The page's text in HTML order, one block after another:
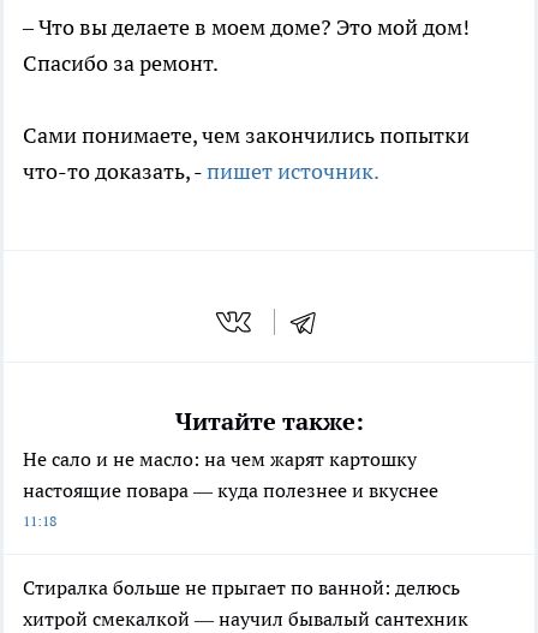
– Что вы делаете в моем доме? Это мой дом!
Спасибо за ремонт.
Сами понимаете, чем закончились попытки
что-то доказать, -пишет источник.
Читайте также:
Не сало и не масло: на чем жарят картошку
настоящие повара — куда полезнее и вкуснее
11:18
Стиралка больше не прыгает по ванной: делюсь
хитрой смекалкой — научил бывалый сантехник